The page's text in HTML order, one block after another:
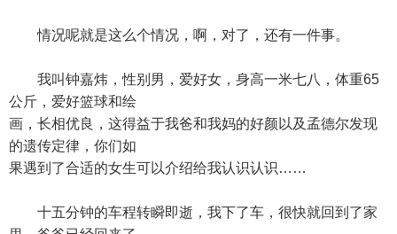
情况呢就是这么个情况，啊，对了，还有一件事。
我叫钟嘉炜，性别男，爱好女，身高一米七八，体重65
公斤，爱好篮球和绘
画，长相优良，这得益于我爸和我妈的好颜以及孟德尔发现
的遗传定律，你们如
果遇到了合适的女生可以介绍给我认识认识……
十五分钟的车程转瞬即逝，我下了车，很快就回到了家